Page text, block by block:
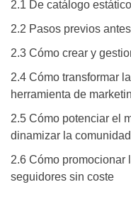
2.1 De catálogo
2.2 Pasos previos
2.3 Cómo crear y
2.4 Cómo transformar
herramienta de
2.5 Cómo potenciar el
dinamizar la comunidad
2.6 Cómo promocionar
seguidores sin coste